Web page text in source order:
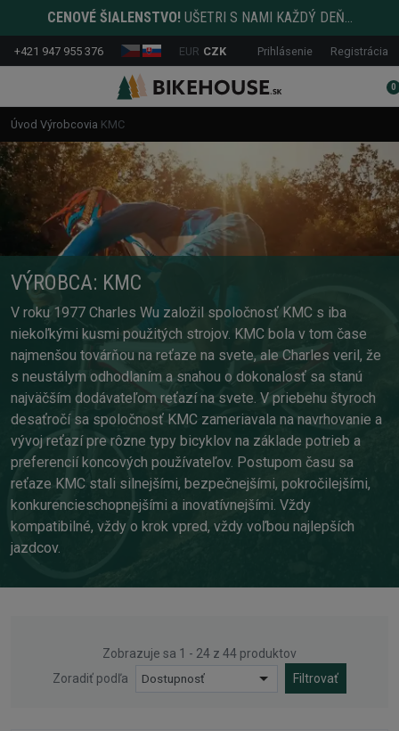
CENOVÉ ŠIALENSTVO! UŠETRI S NAMI KAŽDÝ DEŇ...
+421 947 955 376 EUR CZK Prihlásenie Registrácia
0
Úvod Výrobcovia KMC
VÝROBCA: KMC
V roku 1977 Charles Wu založil spoločnosť KMC s iba
niekoľkými kusmi použitých strojov. KMC bola v tom čase
najmenšou továrňou na reťaze na svete, ale Charles veril, že
s neustálym odhodlaním a snahou o dokonalosť sa stanú
najväčším dodávateľom reťazí na svete. V priebehu štyroch
desaťročí sa spoločnosť KMC zameriavala na navrhovanie a
vývoj reťazí pre rôzne typy bicyklov na základe potrieb a
preferencií koncových používateľov. Postupom času sa
reťaze KMC stali silnejšími, bezpečnejšími, pokročilejšími,
konkurencieschopnejšími a inovatívnejšími. Vždy
kompatibilné, vždy o krok vpred, vždy voľbou najlepších
jazdcov.
Zobrazuje sa 1 - 24 z 44 produktov
Zoradiť podľa
Dostupnosť Filtrovať